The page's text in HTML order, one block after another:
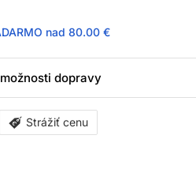
nad 80.00 €
dopravy
Strážiť cenu